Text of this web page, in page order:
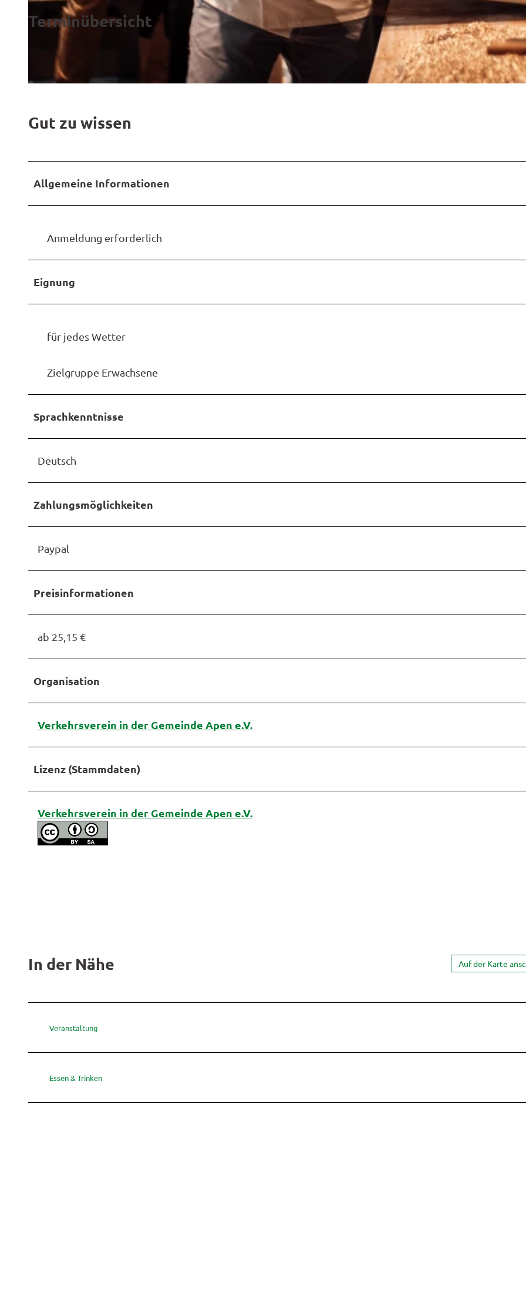
Terminübersicht
Gut zu wissen
Allgemeine Informationen
Anmeldung erforderlich
Eignung
für jedes Wetter
Zielgruppe Erwachsene
Sprachkenntnisse
Deutsch
Zahlungsmöglichkeiten
Paypal
Preisinformationen
ab 25,15 €
Organisation
Verkehrsverein in der Gemeinde Apen e.V.
Lizenz (Stammdaten)
Verkehrsverein in der Gemeinde Apen e.V.
In der Nähe Auf der Karte
Veranstaltung
Essen & Trinken